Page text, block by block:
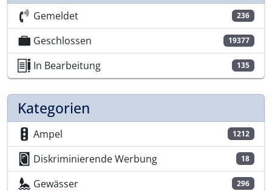
Gemeldet 236
Geschlossen 19377
In Bearbeitung 135
Kategorien
Ampel 1212
Diskriminierende Werbung 18
Gewässer 296